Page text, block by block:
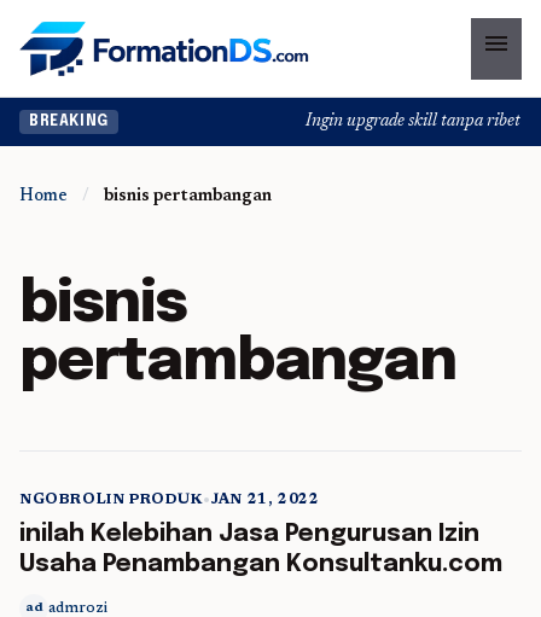
menu
BREAKING Ingin upgrade skill tanpa ribet?
Home / bisnis pertambangan
bisnis
pertambangan
5 min read
NGOBROLIN PRODUK•JAN 21, 2022
inilah Kelebihan Jasa Pengurusan Izin
Usaha Penambangan Konsultanku.com
ad admrozi